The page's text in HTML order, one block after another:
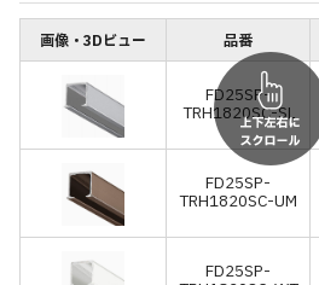
画像・3Dビュー 品番
FD25SP-
TRH1820SC-SL
FD25SP-
TRH1820SC-UM
FD25SP-